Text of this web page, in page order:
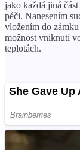
jako každá jiná
péči. Nanesením
vložením do
možnost vniknutí
teplotách.